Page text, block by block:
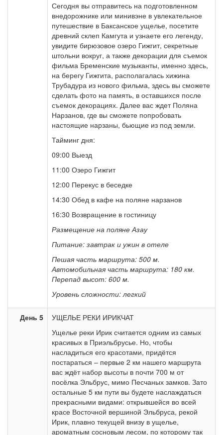
Сегодня вы отправитесь на подготовленном
внедорожнике или минивэне в увлекательное
путешествие в Баксанское ущелье, посетите
древний склеп Камгута и узнаете его легенду,
увидите бирюзовое озеро Гижгит, секретные
штольни вокруг, а также декорации для съемок
фильма Бременские музыканты, именно здесь,
на берегу Гижгита, располагалась хижина
Трубадура из нового фильма, здесь вы сможете
сделать фото на память, в оставшихся после
съемок декорациях. Далее вас ждет Поляна
Нарзанов, где вы сможете попробовать
настоящие нарзаны, бьющие из под земли.
Тайминг дня:
09:00 Выезд
11:00 Озеро Гижгит
12:00 Перекус в беседке
14:30 Обед в кафе на поляне нарзанов
16:30 Возвращение в гостиницу
Размещение на поляне Азау
Питание: завтрак и ужин в отеле
Пешая часть маршрута: 500 м.
Автомобильная часть маршрута: 180 км.
Перепад высот: 600 м.
Уровень сложности: легкий
День 5
УЩЕЛЬЕ РЕКИ ИРИКЧАТ
Ущелье реки Ирик считается одним из самых
красивых в Приэльбрусье. Но, чтобы
насладиться его красотами, придётся
постараться – первые 2 км нашего маршрута
вас ждёт набор высоты в почти 700 м от
посёлка Эльбрус, мимо Песчаных замков. Зато
остальные 5 км пути вы будете наслаждаться
прекрасными видами: открывшейся во всей
красе Восточной вершиной Эльбруса, рекой
Ирик, плавно текущей внизу в ущелье,
ароматным сосновым лесом, по которому так